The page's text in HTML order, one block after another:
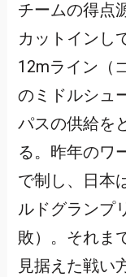
チームの得点
カットインし
12mライン（
のミドルシュ
パスの供給を
る。昨年のワ
で制し、日本
ルドグランプ
敗）。それま
見据えた戦い